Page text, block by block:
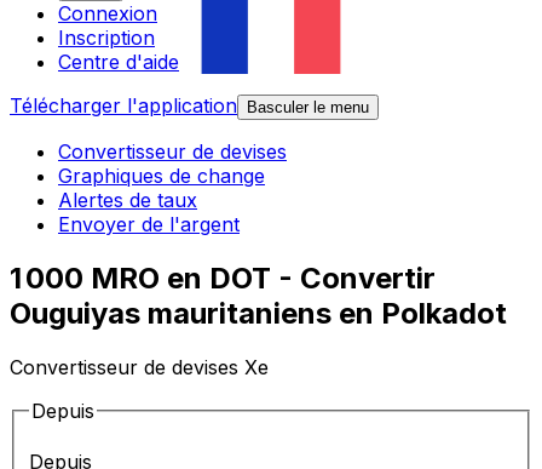
Connexion
Inscription
Centre d'aide
Télécharger l'application
Basculer le menu
Convertisseur de devises
Graphiques de change
Alertes de taux
Envoyer de l'argent
1 000 MRO en DOT - Convertir
Ouguiyas mauritaniens en Polkadot
Convertisseur de devises Xe
Depuis
Depuis